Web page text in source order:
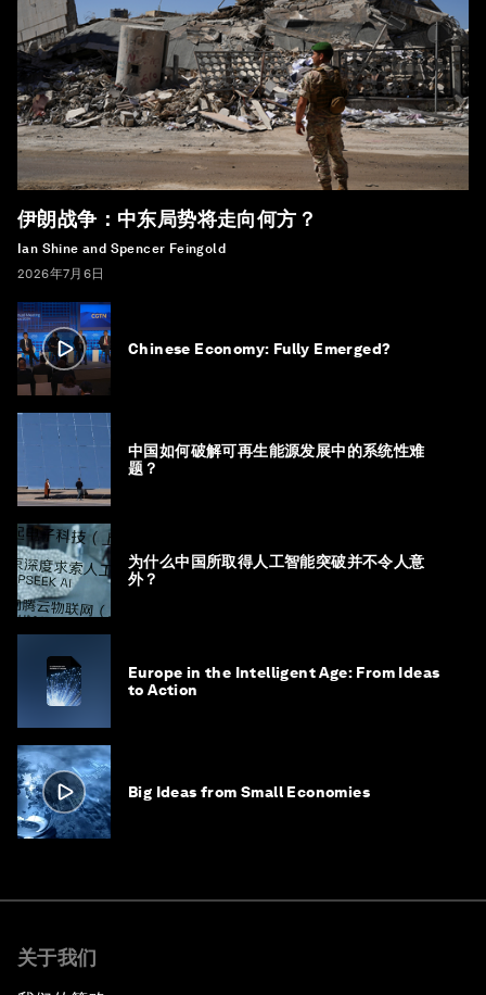
伊朗战争：中东局势将走向何方？
Ian Shine and Spencer Feingold
2026年7月6日
Chinese Economy: Fully Emerged?
中国如何破解可再生能源发展中的系统性难
题？
为什么中国所取得人工智能突破并不令人意
外？
Europe in the Intelligent Age: From Ideas
to Action
Big Ideas from Small Economies
关于我们